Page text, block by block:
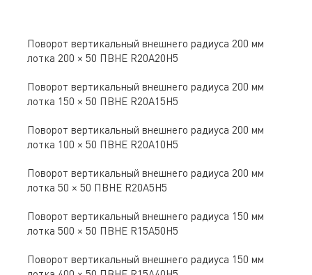
Поворот вертикальный внешнего радиуса 200 мм
лотка 200 × 50 ПВНЕ R20A20H5
Поворот вертикальный внешнего радиуса 200 мм
лотка 150 × 50 ПВНЕ R20A15H5
Поворот вертикальный внешнего радиуса 200 мм
лотка 100 × 50 ПВНЕ R20A10H5
Поворот вертикальный внешнего радиуса 200 мм
лотка 50 × 50 ПВНЕ R20A5H5
Поворот вертикальный внешнего радиуса 150 мм
лотка 500 × 50 ПВНЕ R15A50H5
Поворот вертикальный внешнего радиуса 150 мм